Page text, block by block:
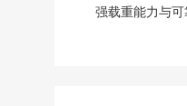
强载重能力与